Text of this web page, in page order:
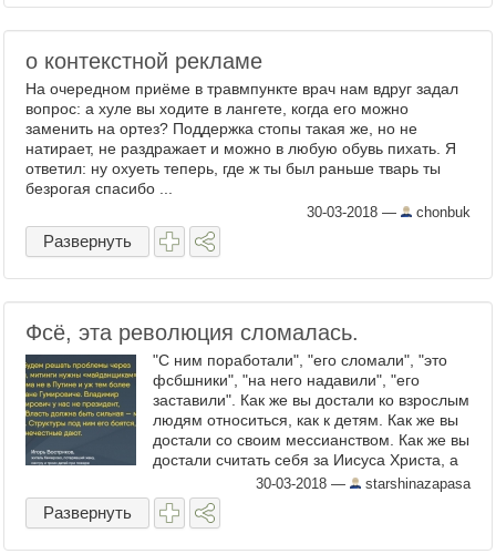
о контекстной рекламе
На очередном приёме в травмпункте врач нам вдруг задал
вопрос: а хуле вы ходите в лангете, когда его можно
заменить на ортез? Поддержка стопы такая же, но не
натирает, не раздражает и можно в любую обувь пихать. Я
ответил: ну охуеть теперь, где ж ты был раньше тварь ты
безрогая спасибо ...
30-03-2018 — chonbuk
Развернуть
Фсё, эта революция сломалась.
"С ним поработали", "его сломали", "это
фсбшники", "на него надавили", "его
заставили". Как же вы достали ко взрослым
людям относиться, как к детям. Как же вы
достали со своим мессианством. Как же вы
достали считать себя за Иисуса Христа, а
всех остальных "простых людей" - за
детишек ...
30-03-2018 — starshinazapasa
Развернуть